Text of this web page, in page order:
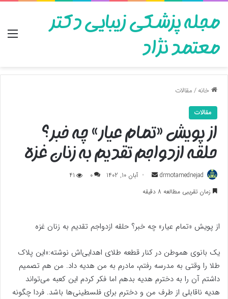
مجله پزشکی زیبایی دکتر
معتمد نژاد
خانه/مقالات
مقالات
از پویش «تمام عیار» چه خبر؟
حلقه ازدواجم تقدیم به زنان غزه
drmotamednejad
ارسال
به
آبان 10, 1402 0
41
زمان تقریبی مطالعه 8 دقیقه
از پویش «تمام عیار» چه خبر؟ حلقه ازدواجم تقدیم به زنان غزه
یک بانوی هموطن در کنار قطعه طلای اهدایی‌اش نوشته:«این پلاک
طلا را وقتی به مدرسه رفتم، مادرم به من هدیه داد. من هم تصمیم
داشتم آن را به دخترم هدیه بدهم اما فکر کردم این کعبه می‌تواند
هدیه ناقابلی از طرف من و دخترم برای فلسطینی‌ها باشد. فردا چگونه